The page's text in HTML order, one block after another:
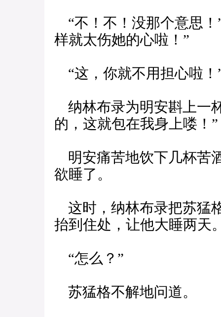
“不！不！没那个意思！
样就太伤她的心啦！”
“这，你就不用担心啦！
纳林布录为明安斟上一
的，这就包在我身上喽！”
明安痛苦地饮下几杯苦
欲睡了。
这时，纳林布录把苏猛
抬到住处，让他大睡两天
“怎么？”
苏猛格不解地问道。